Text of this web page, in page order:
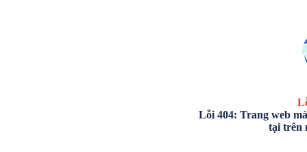
Lỗi 404: Trang web
tại trên